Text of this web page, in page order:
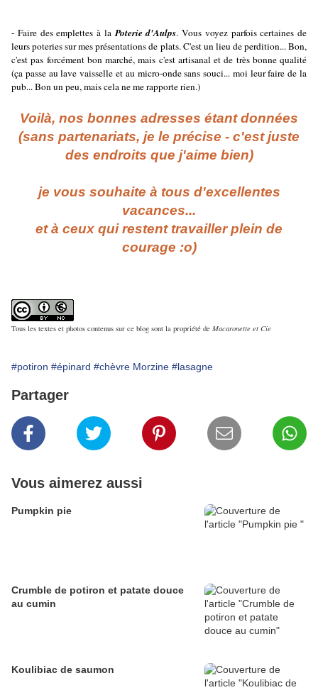
- Faire des emplettes à laPoterie d'Aulps. Vous voyez parfois certaines de
leurs poteries sur mes présentations de plats. C'est un lieu de perdition... Bon,
c'est pas forcément bon marché, mais c'est artisanal et de très bonne qualité
(ça passe au lave vaisselle et au micro-onde sans souci... moi leur faire de la
pub... Bon un peu, mais cela ne me rapporte rien.)
Voilà, nos bonnes adresses étant données
(sans partenariats, je le précise - c'est juste
des endroits que j'aime bien)
je vous souhaite à tous d'excellentes
vacances...
et à ceux qui restent travailler plein de
courage :o)
Tous les textes et photos contenus sur ce blog sont la propriété de Macaronette et Cie
#potiron #épinard #chèvre Morzine #lasagne
Partager
Vous aimerez aussi
Pumpkin pie
Crumble de potiron et patate douce
au cumin
Koulibiac de saumon